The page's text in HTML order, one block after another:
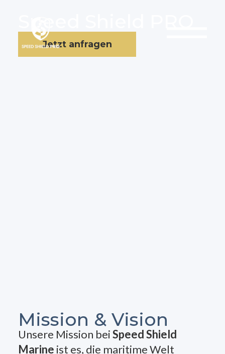
Jetzt anfragen
Mission & Vision
Unsere Mission beiSpeed Shield
Marine ist es, die maritime Welt